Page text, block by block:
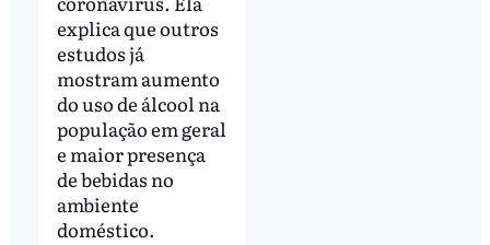
explica que outros
estudos já
mostram aumento
do uso de álcool na
população em geral
e maior presença
de bebidas no
ambiente
doméstico.